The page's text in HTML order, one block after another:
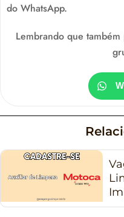
do WhatsApp.
Lembrando que